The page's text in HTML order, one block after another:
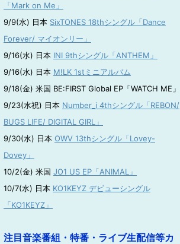
「Mark on Me」
9/9(水) 日本 SixTONES 18thシングル「Dance
Forever/ マイオンリー」
9/16(水) 日本 INI 9thシングル「ANTHEM」
9/16(水) 日本 M!LK 1stミニアルバム
9/18(金) 米国 BE:FIRST Global EP「WATCH ME」
9/23(水祝) 日本 Number_i 4thシングル「REBON/
BUGS LIFE/ DIGITAL GIRL」
9/30(水) 日本 OWV 13thシングル「Lovey-
Dovey」
10/2(金) 米国 JO1 US EP「ANIMAL」
10/7(水) 日本 KO1KEYZ デビューシングル
「KO1KEYZ」
注目音楽番組・特番・ライブ生配信等カ